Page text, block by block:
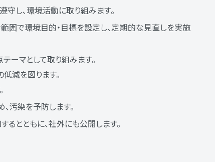
し､環境活動に取り組みます。
囲で環境目的・目標を設定し、定期的な見直しを実施
ーマとして取り組みます。
減を図ります。
汚染を予防します。
とともに、社外にも公開します。